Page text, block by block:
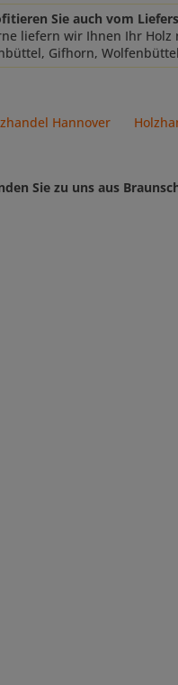
Sie auch vom
liefern wir Ihnen Ihr Holz
Gifhorn,
Hannover
Sie zu uns aus